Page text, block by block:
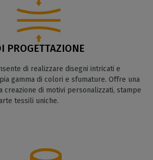
PROGETTAZIONE
di realizzare disegni intricati e
gamma di colori e sfumature. Offre una
di motivi personalizzati, stampe
tessili uniche.